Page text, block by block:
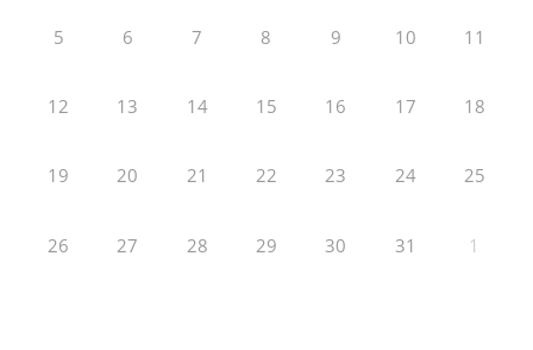
5 6 7 8 9 10 11
12 13 14 15 16 17 18
19 20 21 22 23 24 25
26 27 28 29 30 31 1